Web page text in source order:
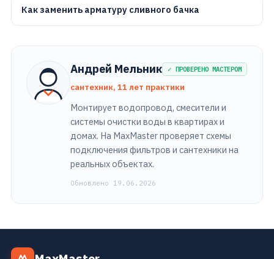
Как заменить арматуру сливного бачка
Андрей Мельник ✓ ПРОВЕРЕНО МАСТЕРОМ
сантехник, 11 лет практики
Монтирует водопровод, смесители и
системы очистки воды в квартирах и
домах. На MaxMaster проверяет схемы
подключения фильтров и сантехники на
реальных объектах.
Обновлено 19.06.2026